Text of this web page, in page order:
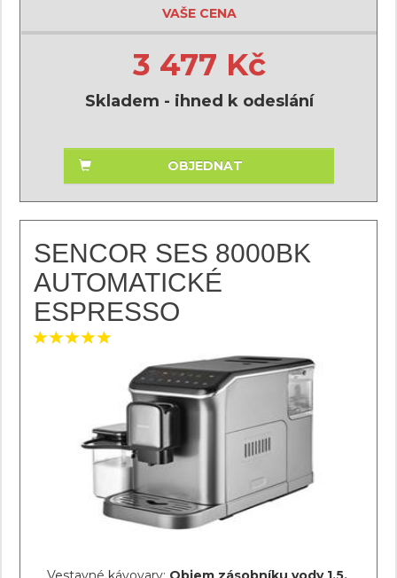
VAŠE CENA
3 477 Kč
Skladem - ihned k odeslání
OBJEDNAT
SENCOR SES 8000BK
AUTOMATICKÉ
ESPRESSO